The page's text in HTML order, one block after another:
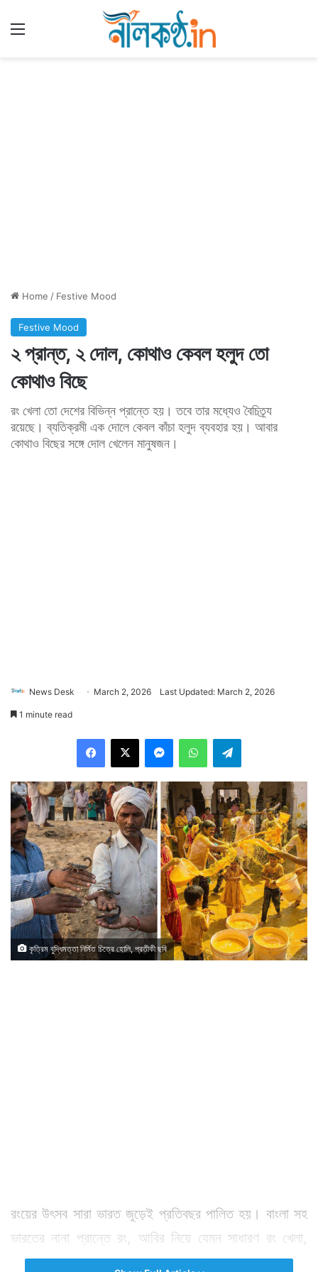
Home / Festive Mood
Festive Mood
২ প্রান্ত, ২ দোল, কোথাও কেবল হলুদ তো
কোথাও বিছে
রং খেলা তো দেশের বিভিন্ন প্রান্তে হয়। তবে তার মধ্যেও বৈচিত্র্য
রয়েছে। ব্যতিক্রমী এক দোলে কেবল কাঁচা হলুদ ব্যবহার হয়। আবার
কোথাও বিছের সঙ্গে দোল খেলেন মানুষজন।
News Desk March 2, 2026 Last Updated: March 2, 2026
1 minute read
কৃত্রিম বুদ্ধিমত্তা নির্মিত চিত্রে হোলি, প্রতীকী ছবি
রংয়ের উৎসব সারা ভারত জুড়েই প্রতিবছর পালিত হয়। বাংলা সহ
ভারতের নানা প্রান্তে রং, আবির নিয়ে যেমন সাধারণ রং খেলা,
তাতে পাড়ায় পাড়ায় মেতে ওঠেন সকলে। কিন্তু রং খেলাতেও কিছু